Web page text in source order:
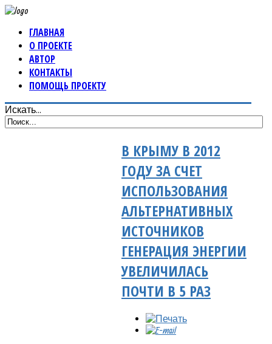
ГЛАВНАЯ
О ПРОЕКТЕ
АВТОР
КОНТАКТЫ
ПОМОЩЬ ПРОЕКТУ
Искать...
В КРЫМУ В 2012
ГОДУ ЗА СЧЕТ
ИСПОЛЬЗОВАНИЯ
АЛЬТЕРНАТИВНЫХ
ИСТОЧНИКОВ
ГЕНЕРАЦИЯ ЭНЕРГИИ
УВЕЛИЧИЛАСЬ
ПОЧТИ В 5 РАЗ